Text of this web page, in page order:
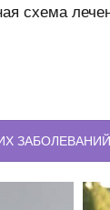
схема
ЗАБОЛЕВАНИЙ